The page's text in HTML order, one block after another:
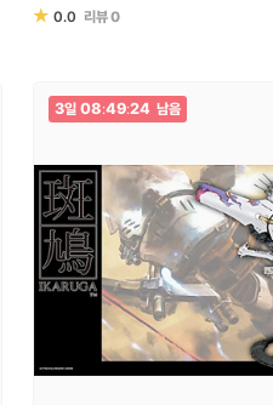
★ 0.0 리뷰0
3일 08:49:23 남음